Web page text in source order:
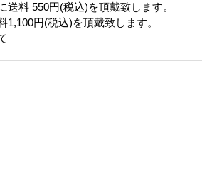
送料 550円(税込)を頂戴致します。
1,100円(税込)を頂戴致します。